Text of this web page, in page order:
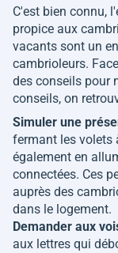
C'est bien connu,
propice aux
vacants sont un
cambrioleurs.
des conseils pour
conseils, on
Simuler une
fermant les volets
également en
connectées. Ces
auprès des
dans le logement.
Demander aux
aux lettres qui